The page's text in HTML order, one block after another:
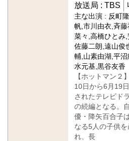
放送局 : TBS
主な出演 : 反町
帆,市川由衣,斉
菜々,高橋ひとみ
佐藤二朗,遠山俊
輔,山素由湖,平沼
水元基,黒谷友香
【ホットマン２
10日から6月19
されたテレビド
の続編となる。
優・降矢百合子
なる5人の子供
れ、長